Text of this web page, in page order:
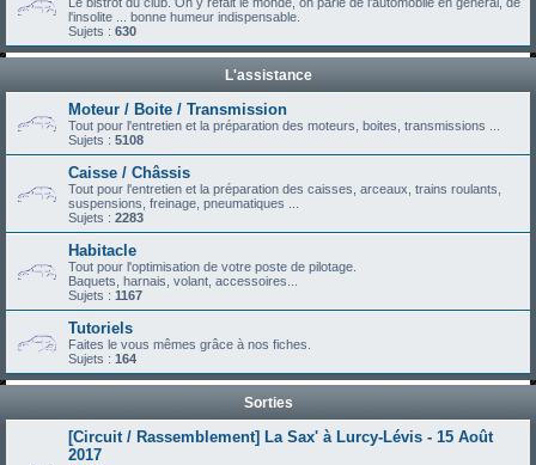
l'insolite ... bonne humeur indispensable.
Sujets : 630
L'assistance
Moteur / Boite / Transmission
Tout pour l'entretien et la préparation des moteurs, boites, transmissions ...
Sujets : 5108
Caisse / Châssis
Tout pour l'entretien et la préparation des caisses, arceaux, trains roulants,
suspensions, freinage, pneumatiques ...
Sujets : 2283
Habitacle
Tout pour l'optimisation de votre poste de pilotage.
Baquets, harnais, volant, accessoires...
Sujets : 1167
Tutoriels
Faites le vous mêmes grâce à nos fiches.
Sujets : 164
Sorties
[Circuit / Rassemblement] La Sax' à Lurcy-Lévis - 15 Août
2017